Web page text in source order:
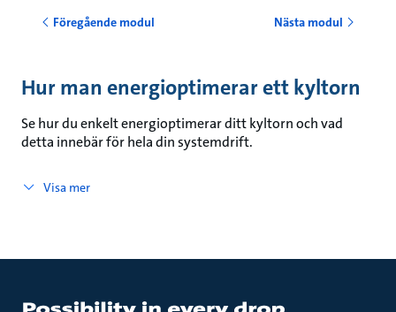
Föregående modul Nästa modul
Hur man energioptimerar ett kyltorn
Se hur du enkelt energioptimerar ditt kyltorn och vad
detta innebär för hela din systemdrift.
Visa mer